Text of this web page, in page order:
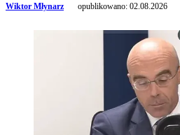
Wiktor Młynarz opublikowano: 02.08.2026